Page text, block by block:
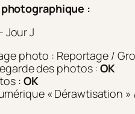
:
Jour J
photo : Reportage /
des photos : OK
: OK
« Dérawtisation